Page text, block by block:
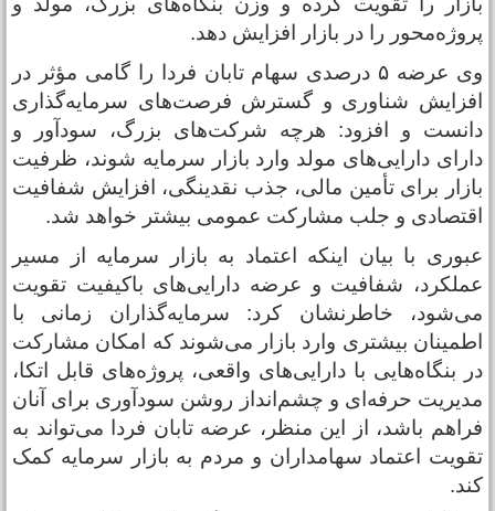
را در بازار افزایش دهد.
وی عرضه ۵ درصدی سهام تابان فردا را گامی مؤثر در
شناوری و گسترش فرصت‌های سرمایه‌گذاری
و افزود: هرچه شرکت‌های بزرگ، سودآور و
دارایی‌های مولد وارد بازار سرمایه شوند، ظرفیت
برای تأمین مالی، جذب نقدینگی، افزایش شفافیت
و جلب مشارکت عمومی بیشتر خواهد شد.
با بیان اینکه اعتماد به بازار سرمایه از مسیر
شفافیت و عرضه دارایی‌های باکیفیت تقویت
خاطرنشان کرد: سرمایه‌گذاران زمانی با
بیشتری وارد بازار می‌شوند که امکان مشارکت
بنگاه‌هایی با دارایی‌های واقعی، پروژه‌های قابل اتکا،
حرفه‌ای و چشم‌انداز روشن سودآوری برای آنان
باشد، از این منظر، عرضه تابان فردا می‌تواند به
اعتماد سهامداران و مردم به بازار سرمایه کمک